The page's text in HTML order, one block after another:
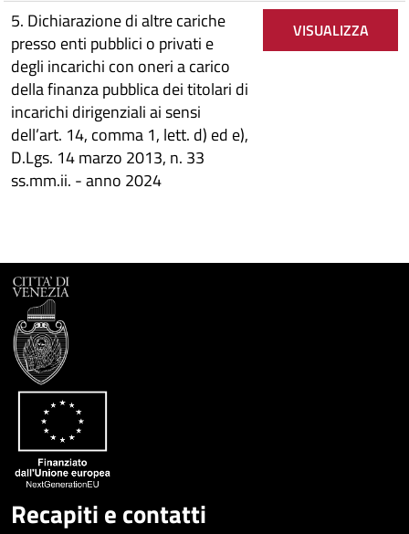
5. Dichiarazione di altre cariche
presso enti pubblici o privati e
degli incarichi con oneri a carico
della finanza pubblica dei titolari di
incarichi dirigenziali ai sensi
dell’art. 14, comma 1, lett. d) ed e),
D.Lgs. 14 marzo 2013, n. 33
ss.mm.ii. - anno 2024
VISUALIZZA
Recapiti e contatti